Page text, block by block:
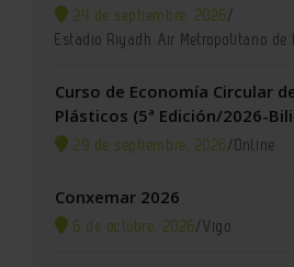
24 de septiembre, 2026/
Estadio Riyadh Air Metropolitano de
Curso de Economía Circular
Plásticos (5ª Edición/2026-
29 de septiembre, 2026/Online
Conxemar 2026
6 de octubre, 2026/Vigo